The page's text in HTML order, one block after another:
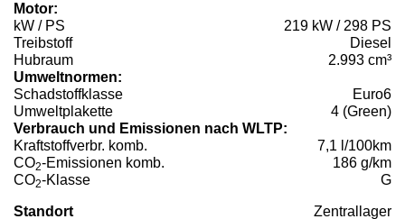
Motor:
kW / PS
219 kW / 298 PS
Treibstoff
Diesel
Hubraum
2.993 cm³
Umweltnormen:
Schadstoffklasse
Euro6
Umweltplakette
4 (Green)
Verbrauch und Emissionen nach WLTP:
Kraftstoffverbr. komb.
7,1 l/100km
CO2-Emissionen komb.
186 g/km
CO2-Klasse G
Standort Zentrallager